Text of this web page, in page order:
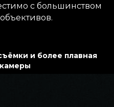
с большинством
и более плавная